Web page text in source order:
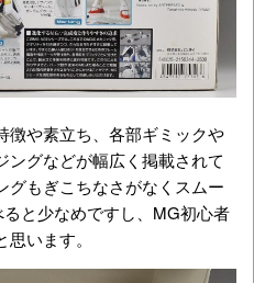
徴や素立ち、各部ギミックや
グなどが幅広く掲載されて
グもぎこちなさがなくスムー
と少なめですし、MG初心者
います。